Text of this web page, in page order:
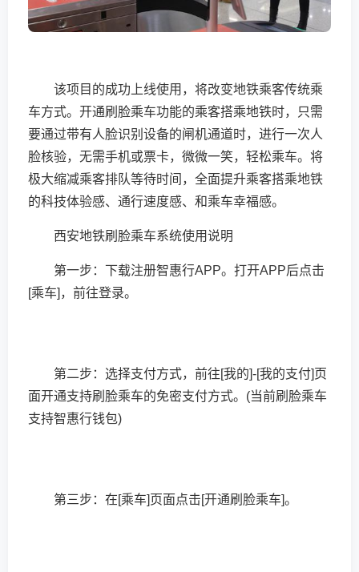
该项目的成功上线使用，将改变地铁乘客传统乘
车方式。开通刷脸乘车功能的乘客搭乘地铁时，只需
要通过带有人脸识别设备的闸机通道时，进行一次人
脸核验，无需手机或票卡，微微一笑，轻松乘车。将
极大缩减乘客排队等待时间，全面提升乘客搭乘地铁
的科技体验感、通行速度感、和乘车幸福感。
西安地铁刷脸乘车系统使用说明
第一步：下载注册智惠行APP。打开APP后点击
[乘车]，前往登录。
第二步：选择支付方式，前往[我的]-[我的支付]页
面开通支持刷脸乘车的免密支付方式。(当前刷脸乘车
支持智惠行钱包)
第三步：在[乘车]页面点击[开通刷脸乘车]。